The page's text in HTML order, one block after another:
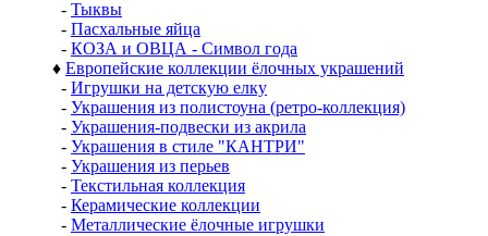
- Тыквы
- Пасхальные яйца
- КОЗА и ОВЦА - Символ года
♦ Европейские коллекции ёлочных украшений
- Игрушки на детскую елку
- Украшения из полистоуна (ретро-коллекция)
- Украшения-подвески из акрила
- Украшения в стиле "КАНТРИ"
- Украшения из перьев
- Текстильная коллекция
- Керамические коллекции
- Металлические ёлочные игрушки